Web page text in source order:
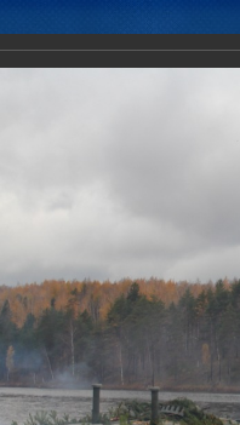
Специальное учение
средствами
государств – членов
Нижегородская обл.,
08.10.2019